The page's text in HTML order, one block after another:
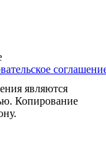
являются
Копирование